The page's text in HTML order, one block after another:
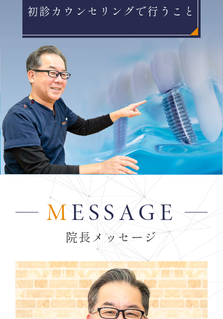
初診カウンセリングで行うこと
MESSAGE
院長メッセージ